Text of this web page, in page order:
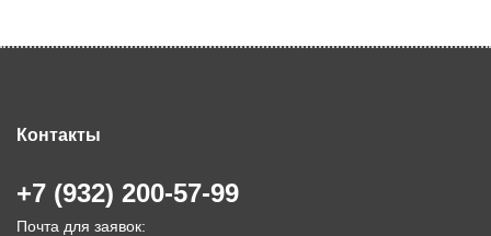
Контакты
+7 (932) 200-57-99
Почта для заявок: